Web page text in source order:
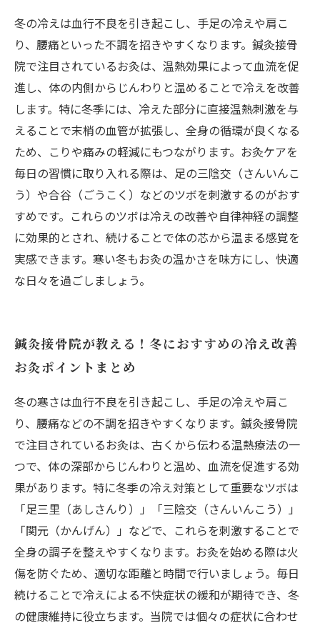
冬の冷えは血行不良を引き起こし、手足の冷えや肩こ
り、腰痛といった不調を招きやすくなります。鍼灸接骨
院で注目されているお灸は、温熱効果によって血流を促
進し、体の内側からじんわりと温めることで冷えを改善
します。特に冬季には、冷えた部分に直接温熱刺激を与
えることで末梢の血管が拡張し、全身の循環が良くなる
ため、こりや痛みの軽減にもつながります。お灸ケアを
毎日の習慣に取り入れる際は、足の三陰交（さんいんこ
う）や合谷（ごうこく）などのツボを刺激するのがおす
すめです。これらのツボは冷えの改善や自律神経の調整
に効果的とされ、続けることで体の芯から温まる感覚を
実感できます。寒い冬もお灸の温かさを味方にし、快適
な日々を過ごしましょう。
鍼灸接骨院が教える！冬におすすめの冷え改善
お灸ポイントまとめ
冬の寒さは血行不良を引き起こし、手足の冷えや肩こ
り、腰痛などの不調を招きやすくなります。鍼灸接骨院
で注目されているお灸は、古くから伝わる温熱療法の一
つで、体の深部からじんわりと温め、血流を促進する効
果があります。特に冬季の冷え対策として重要なツボは
「足三里（あしさんり）」「三陰交（さんいんこう）」
「関元（かんげん）」などで、これらを刺激することで
全身の調子を整えやすくなります。お灸を始める際は火
傷を防ぐため、適切な距離と時間で行いましょう。毎日
続けることで冷えによる不快症状の緩和が期待でき、冬
の健康維持に役立ちます。当院では個々の症状に合わせ